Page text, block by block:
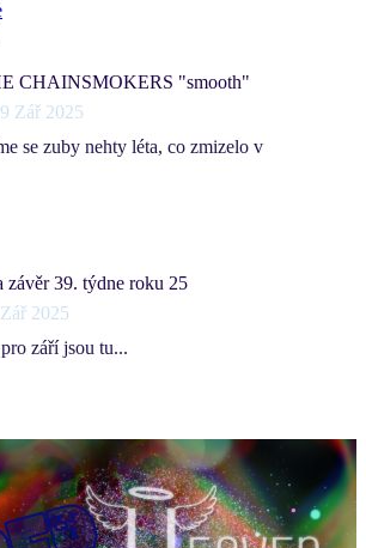
CHAINSMOKERS "smooth"
Zář 2025
se zuby nehty léta, co zmizelo v
závěr 39. týdne roku 25
2025
září jsou tu...